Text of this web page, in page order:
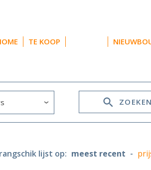
TE KOOP
ZOEKEN
lijst op: meest recent -